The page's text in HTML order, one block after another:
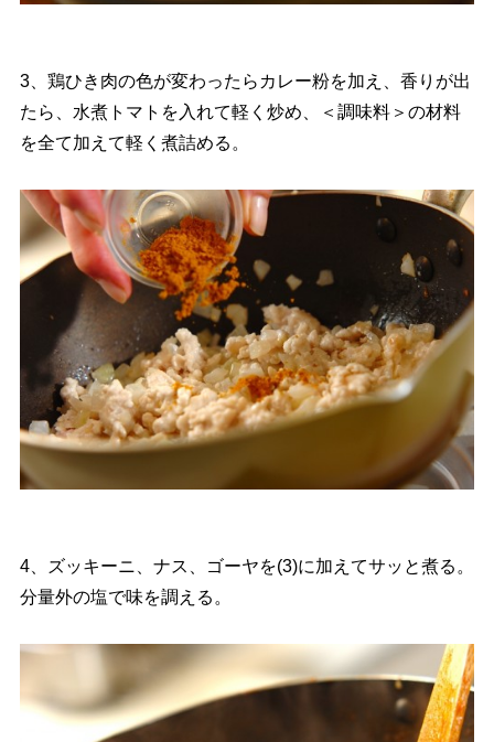
3、鶏ひき肉の色が変わったらカレー粉を加え、香りが出
たら、水煮トマトを入れて軽く炒め、＜調味料＞の材料
を全て加えて軽く煮詰める。
4、ズッキーニ、ナス、ゴーヤを(3)に加えてサッと煮る。
分量外の塩で味を調える。